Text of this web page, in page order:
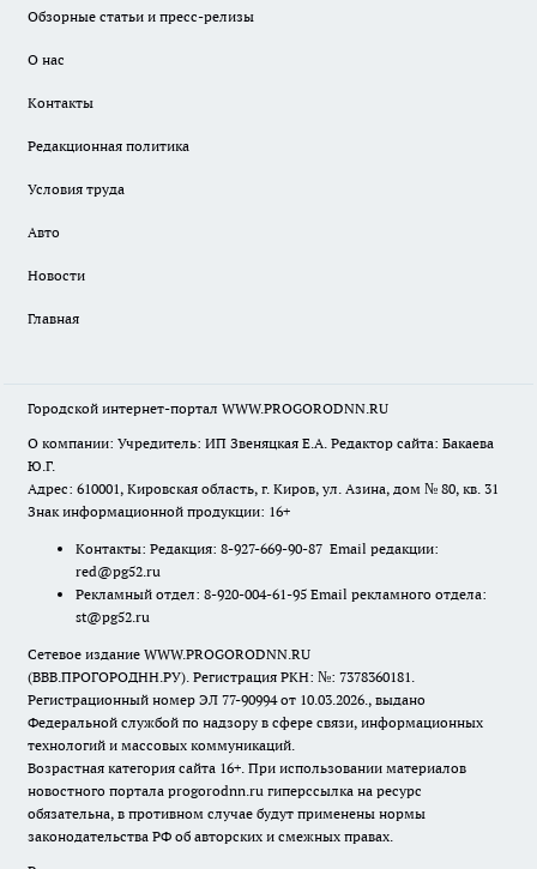
Обзорные статьи и пресс-релизы
О нас
Контакты
Редакционная политика
Условия труда
Авто
Новости
Главная
Городской интернет-портал WWW.PROGORODNN.RU
О компании: Учредитель: ИП Звеняцкая Е.А. Редактор сайта: Бакаева
Ю.Г.
Адрес: 610001, Кировская область, г. Киров, ул. Азина, дом № 80, кв. 31
Знак информационной продукции: 16+
Контакты: Редакция: 8-927-669-90-87 Email редакции:
red@pg52.ru
Рекламный отдел: 8-920-004-61-95 Email рекламного отдела:
st@pg52.ru
Сетевое издание WWW.PROGORODNN.RU
(ВВВ.ПРОГОРОДНН.РУ). Регистрация РКН: №: 7378360181.
Регистрационный номер ЭЛ 77-90994 от 10.03.2026., выдано
Федеральной службой по надзору в сфере связи, информационных
технологий и массовых коммуникаций.
Возрастная категория сайта 16+. При использовании материалов
новостного портала progorodnn.ru гиперссылка на ресурс
обязательна, в противном случае будут применены нормы
законодательства РФ об авторских и смежных правах.